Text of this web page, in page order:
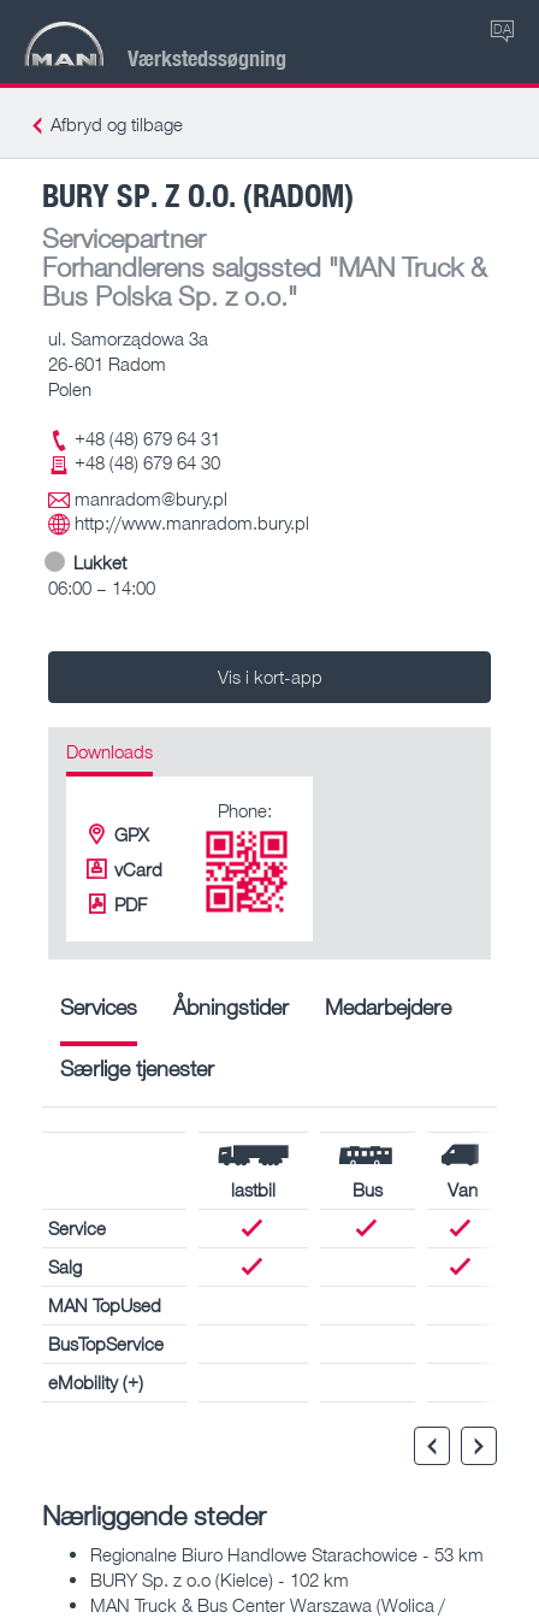
Værkstedssøgning
DA
Afbryd og tilbage
BURY SP. Z O.O. (RADOM)
Servicepartner
Forhandlerens salgssted "MAN Truck &
Bus Polska Sp. z o.o."
ul. Samorządowa 3a
26-601 Radom
Polen
+48 (48) 679 64 31
+48 (48) 679 64 30
manradom@bury.pl
http://www.manradom.bury.pl
Lukket
06:00 – 14:00
Vis i kort-app
Downloads
GPX
vCard
PDF
Phone:
Services Åbningstider Medarbejdere
Særlige tjenester
lastbil Bus
Van
Service
Salg
MAN TopUsed
BusTopService
eMobility (+)
Nærliggende steder
Regionalne Biuro Handlowe Starachowice - 53 km
BURY Sp. z o.o (Kielce) - 102 km
MAN Truck & Bus Center Warszawa (Wolica /